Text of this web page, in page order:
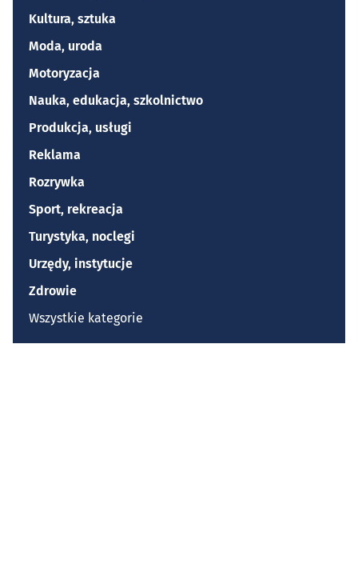
Kultura, sztuka
Moda, uroda
Motoryzacja
Nauka, edukacja, szkolnictwo
Produkcja, usługi
Reklama
Rozrywka
Sport, rekreacja
Turystyka, noclegi
Urzędy, instytucje
Zdrowie
Wszystkie kategorie